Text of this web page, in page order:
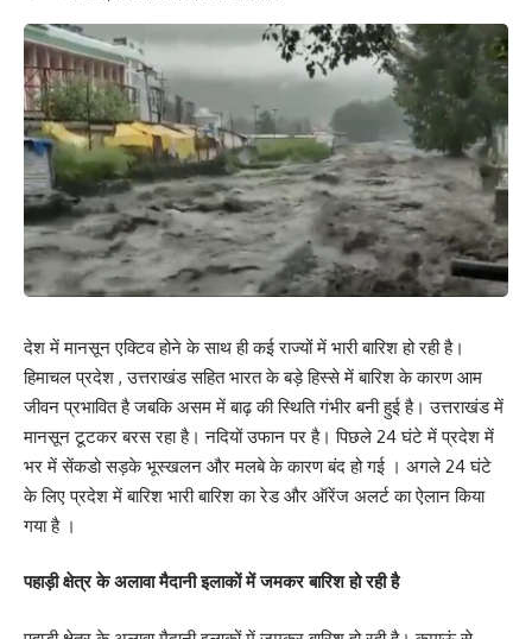
देश में मानसून एक्टिव होने के साथ ही कई राज्यों में भारी बारिश हो रही है।
हिमाचल प्रदेश , उत्तराखंड सहित भारत के बड़े हिस्से में बारिश के कारण आम
जीवन प्रभावित है जबकि असम में बाढ़ की स्थिति गंभीर बनी हुई है। उत्तराखंड में
मानसून टूटकर बरस रहा है। नदियों उफान पर है। पिछले 24 घंटे में प्रदेश में
भर में सेंकडो सड़के भूस्खलन और मलबे के कारण बंद हो गई । अगले 24 घंटे
के लिए प्रदेश में बारिश भारी बारिश का रेड और ऑरेंज अलर्ट का ऐलान किया
गया है ।
पहाड़ी क्षेत्र के अलावा मैदानी इलाकों में जमकर बारिश हो रही है